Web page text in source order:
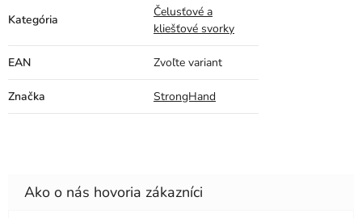
Kategória
Čelusťové a
kliešťové svorky
EAN Zvoľte variant
Značka StrongHand